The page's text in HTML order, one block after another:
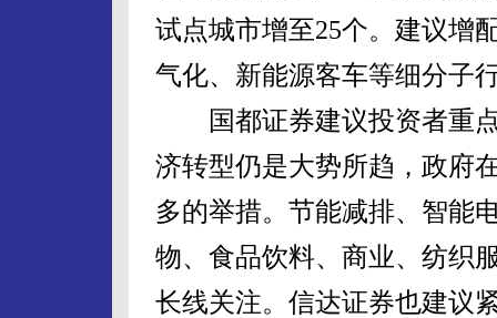
试点城市增至25个。建议增
气化、新能源客车等细分子
国都证券建议投资者重点
济转型仍是大势所趋，政府
多的举措。节能减排、智能
物、食品饮料、商业、纺织
长线关注。信达证券也建议